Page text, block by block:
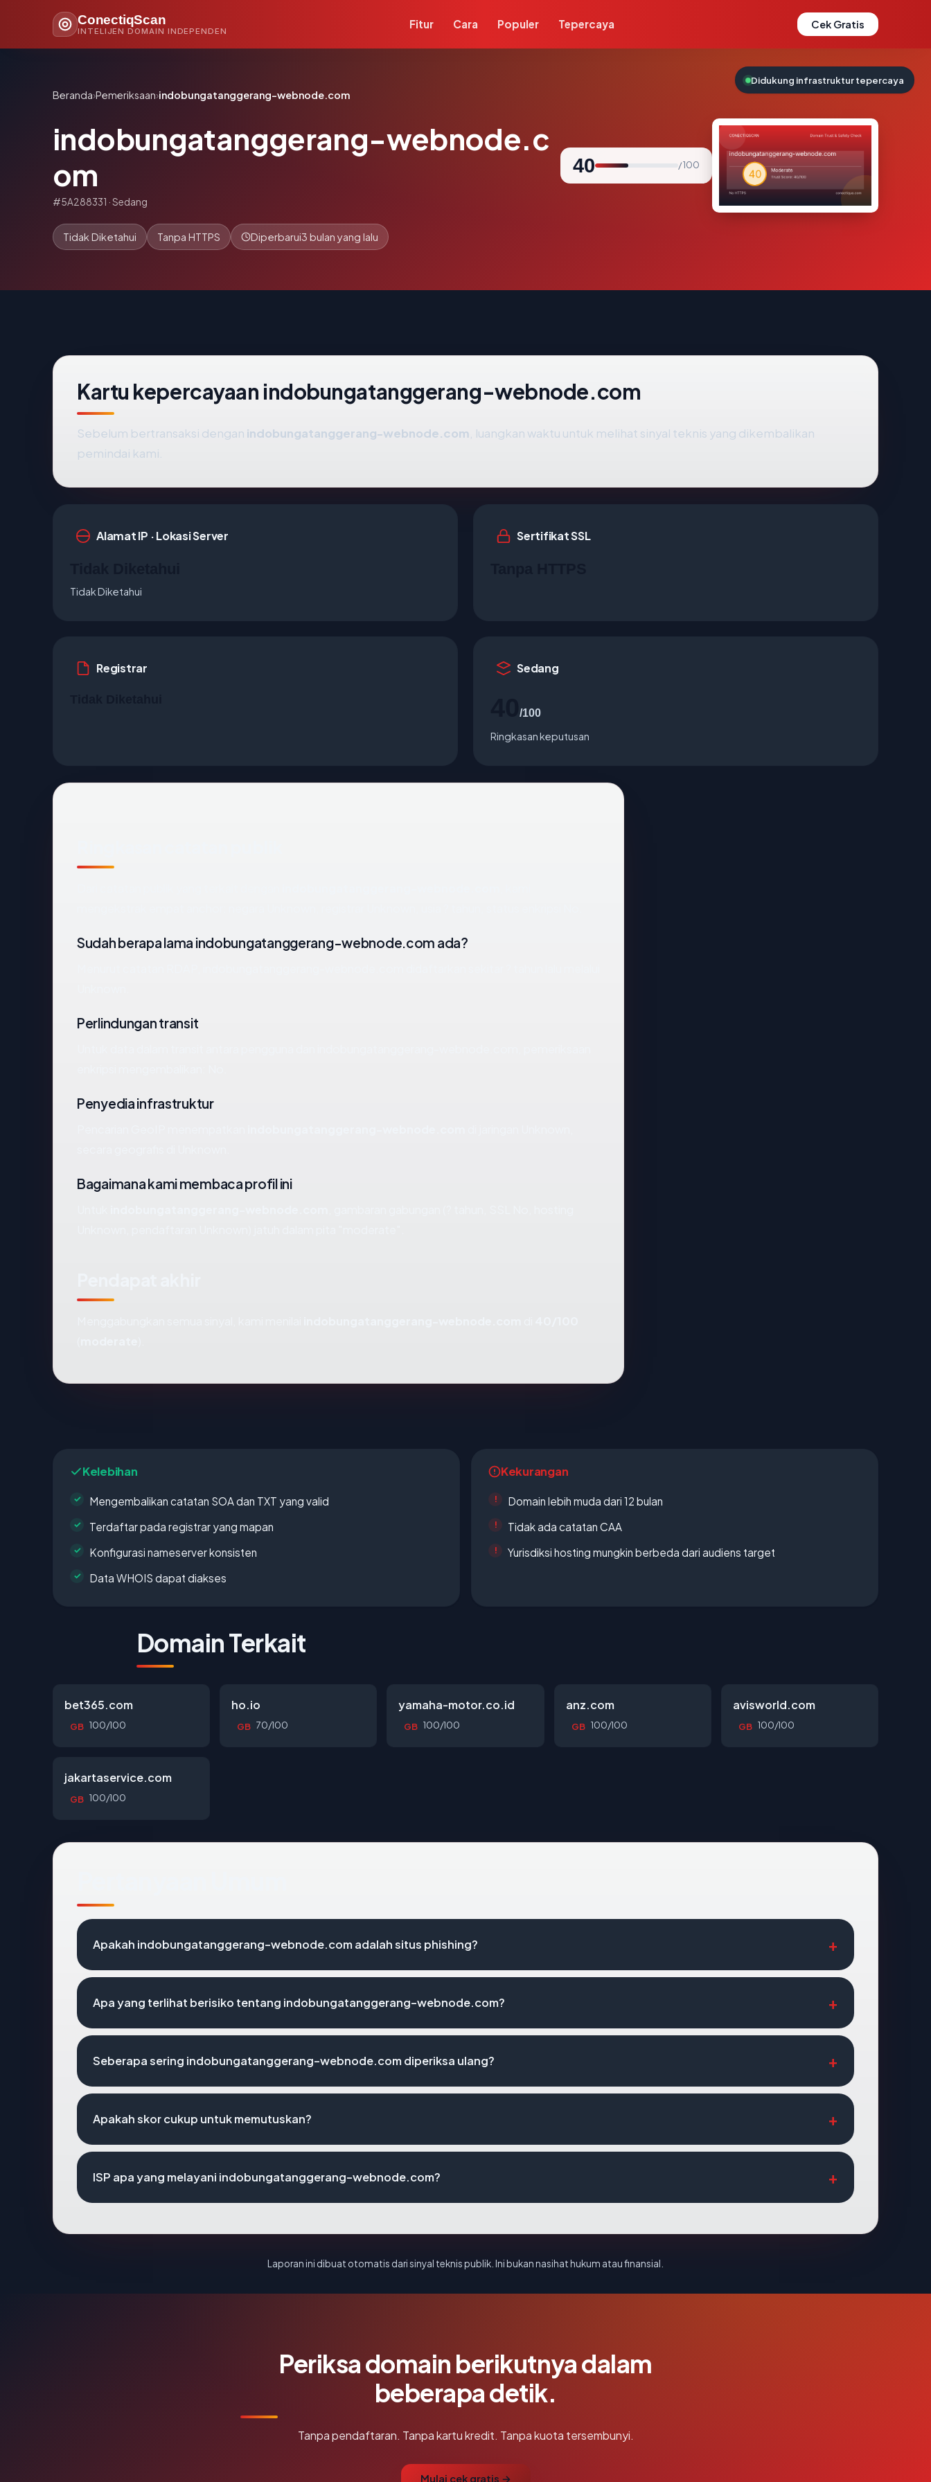
ConectiqScan
INTELIJEN DOMAIN INDEPENDEN
Fitur Cara Populer Tepercaya Cek Gratis
Beranda›Pemeriksaan›indobungatanggerang-webnode.com
indobungatanggerang-webnode.c
om
#5A288331 · Sedang
40 / 100
Tidak Diketahui Tanpa HTTPS Diperbarui3 bulan yang lalu
Kartu kepercayaan indobungatanggerang-webnode.com
Sebelum bertransaksi dengan indobungatanggerang-webnode.com , luangkan waktu untuk melihat sinyal teknis yang dikembalikan
pemindai kami.
Alamat IP · Lokasi Server
Tidak Diketahui
Sertifikat SSL
Registrar Sedang
/100
Ringkasan keputusan
Sudah berapa lama indobungatanggerang-webnode.com ada?
Perlindungan transit
Penyedia infrastruktur
Bagaimana kami membaca profil ini
Kelebihan
Mengembalikan catatan SOA dan TXT yang valid
Terdaftar pada registrar yang mapan
Konfigurasi nameserver konsisten
Data WHOIS dapat diakses
Kekurangan
Domain lebih muda dari 12 bulan
Tidak ada catatan CAA
Yurisdiksi hosting mungkin berbeda dari audiens target
Domain Terkait
bet365.com
GB 100/100
ho.io
GB 70/100
yamaha-motor.co.id
GB 100/100
anz.com
GB 100/100
avisworld.com
GB 100/100
jakartaservice.com
GB 100/100
Apakah indobungatanggerang-webnode.com adalah situs phishing?
Apa yang terlihat berisiko tentang indobungatanggerang-webnode.com?
Seberapa sering indobungatanggerang-webnode.com diperiksa ulang?
Apakah skor cukup untuk memutuskan?
ISP apa yang melayani indobungatanggerang-webnode.com?
Laporan ini dibuat otomatis dari sinyal teknis publik. Ini bukan nasihat hukum atau finansial.
Periksa domain berikutnya dalam
beberapa detik.
Tanpa pendaftaran. Tanpa kartu kredit. Tanpa kuota tersembunyi.
Mulai cek gratis →
Didukung infrastruktur tepercaya